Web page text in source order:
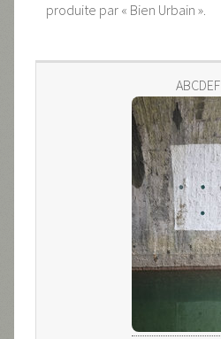
produite par « Bien Urbain ».
ABCDEF